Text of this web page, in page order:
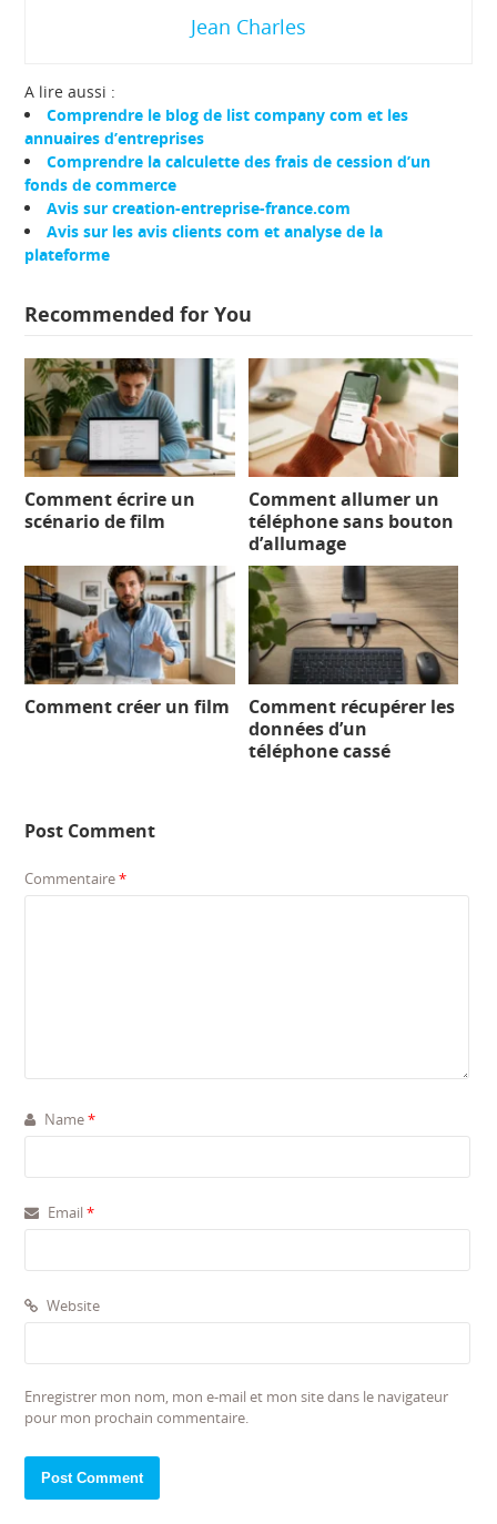
Jean Charles
A lire aussi :
Comprendre le blog de list company com et les
annuaires d’entreprises
Comprendre la calculette des frais de cession d’un
fonds de commerce
Avis sur creation-entreprise-france.com
Avis sur les avis clients com et analyse de la
plateforme
Recommended for You
Comment écrire un
scénario de film
Comment allumer un
téléphone sans bouton
d’allumage
Comment créer un film
Comment récupérer les
données d’un
téléphone cassé
Post Comment
Commentaire*
Name*
Email*
Website
Enregistrer mon nom, mon e-mail et mon site dans le navigateur
pour mon prochain commentaire.